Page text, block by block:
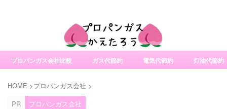
プロパンガス会社比較 ガス代節約 電気代節約 灯油代節約
HOME >プロパンガス会社 >
PR
プロパンガス会社